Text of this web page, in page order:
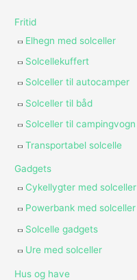
Fritid
Elhegn med solceller
Solcellekuffert
Solceller til autocamper
Solceller til båd
Solceller til campingvogn
Transportabel solcelle
Gadgets
Cykellygter med solceller
Powerbank med solceller
Solcelle gadgets
Ure med solceller
Hus og have